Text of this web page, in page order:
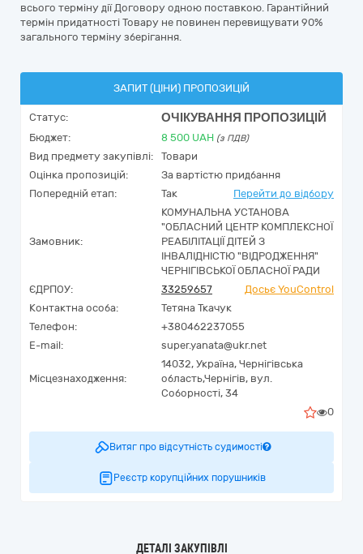
всього терміну дії Договору одною поставкою. Гарантійний
термін придатності Товару не повинен перевищувати 90%
загального терміну зберігання.
ЗАПИТ (ЦІНИ) ПРОПОЗИЦІЙ
Статус: ОЧІКУВАННЯ ПРОПОЗИЦІЙ
Бюджет: 8 500 UAH (з ПДВ)
Вид предмету закупівлі:
Товари
Оцінка пропозицій:
За вартістю придбання
Попередній етап:
Так Перейти до відбору
Замовник:
КОМУНАЛЬНА УСТАНОВА
"ОБЛАСНИЙ ЦЕНТР КОМПЛЕКСНОЇ
РЕАБІЛІТАЦІЇ ДІТЕЙ З
ІНВАЛІДНІСТЮ "ВІДРОДЖЕННЯ"
ЧЕРНІГІВСЬКОЇ ОБЛАСНОЇ РАДИ
ЄДРПОУ:
33259657
Досьє YouControl
Контактна особа:
Тетяна Ткачук
Телефон:
+380462237055
E-mail:
super.yanata@ukr.net
Місцезнаходження:
14032, Україна, Чернігівська
область,Чернігів, вул.
Соборності, 34
0
Витяг про відсутність судимості
Реєстр корупційних порушників
ДЕТАЛІ ЗАКУПІВЛІ